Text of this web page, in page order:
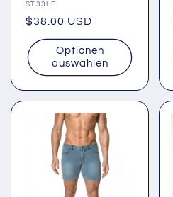
Anbieter:
ST33LE
Normaler
Preis
$38.00 USD
Optionen
auswählen